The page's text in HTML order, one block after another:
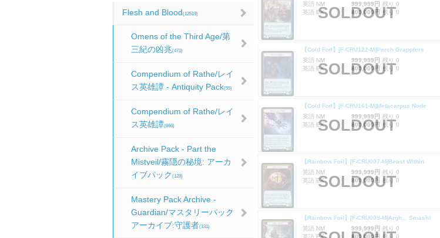
Flesh and Blood(12519)
Omens of the Third Age/第
三紀の凶兆(471)
Compendium of Rathe/レイ
ス英雄譚 - Antiquity Pack(55)
Compendium of Rathe/レイ
ス英雄譚(666)
Archive Pack - Part the
Mistveil/霧隠の秘境: アーカ
イブパック (128)
Mastery Pack Archive -
Guardian/マスタリーパック
アーカイブ:守護者(131)
英語 NM
999,999円 残り 0
英語 EX
800,000円 残り 0
SOLDOUT
【Cold Foil】[F-CRU122-M]Perch Grapplers
英語 NM
999,999円 残り 0
英語 EX
800,000円 残り 0
SOLDOUT
【Cold Foil】[F-CRU161-M]Metacarpus Node
英語 NM
999,999円 残り 0
英語 EX
800,000円 残り 0
SOLDOUT
【Rainbow Foil】[F-CRU007-M]Beast Within
英語 NM
999,999円 残り 0
英語 EX
800,000円 残り 0
SOLDOUT
【Rainbow Foil】[F-CRU009-M]Argh... Smash!
英語 NM
999,999円 残り 0
英語 EX
800,000円 残り 0